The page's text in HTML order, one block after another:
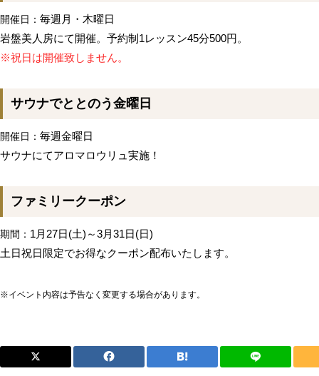
開催日： 毎週月・木曜日
岩盤美人房にて開催。予約制1レッスン45分500円。
※祝日は開催致しません。
サウナでととのう金曜日
開催日： 毎週金曜日
サウナにてアロマロウリュ実施！
ファミリークーポン
期間： 1月27日(土)～3月31日(日)
土日祝日限定でお得なクーポン配布いたします。
※イベント内容は予告なく変更する場合があります。